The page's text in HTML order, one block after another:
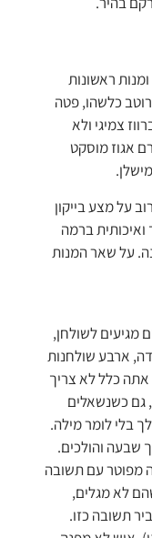
ראשונות
כלשהו, פטה
צמיגי ולא
אגוז מוסקט
על מצע בייקון
ברמה
על שאר המנות
מגיעים לשולחן,
ארבע שולחנות
אתה כלל לא צריך
גם כשנשאלים
בלי לומר מילה.
שבעה והולכים.
מפוטר עם תשובה
לא מגלים,
תשובה כזו.